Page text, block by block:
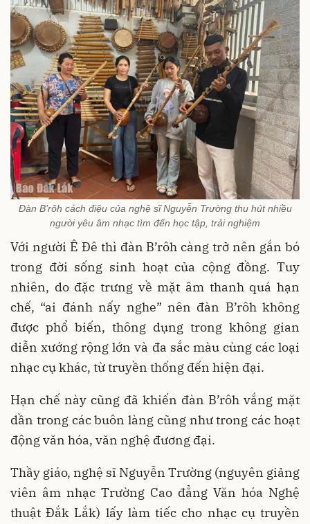
Đàn B’rôh cách điệu của nghệ sĩ Nguyễn Trường thu hút nhiều
người yêu âm nhạc tìm đến học tập, trải nghiệm
Với người Ê Đê thì đàn B’rôh càng trở nên gắn bó
trong đời sống sinh hoạt của cộng đồng. Tuy
nhiên, do đặc trưng về mặt âm thanh quá hạn
chế, “ai đánh nấy nghe” nên đàn B’rôh không
được phổ biến, thông dụng trong không gian
diễn xướng rộng lớn và đa sắc màu cùng các loại
nhạc cụ khác, từ truyền thống đến hiện đại.
Hạn chế này cũng đã khiến đàn B’rôh vắng mặt
dần trong các buôn làng cũng như trong các hoạt
động văn hóa, văn nghệ đương đại.
Thầy giáo, nghệ sĩ Nguyễn Trường (nguyên giảng
viên âm nhạc Trường Cao đẳng Văn hóa Nghệ
thuật Đắk Lắk) lấy làm tiếc cho nhạc cụ truyền